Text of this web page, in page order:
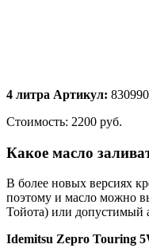
4 литра Артикул:
Стоимость: 2200 руб.
Какое масло
В более новых версиях
поэтому и масло можно
Тойота) или допустимый
Idemitsu Zepro Touring